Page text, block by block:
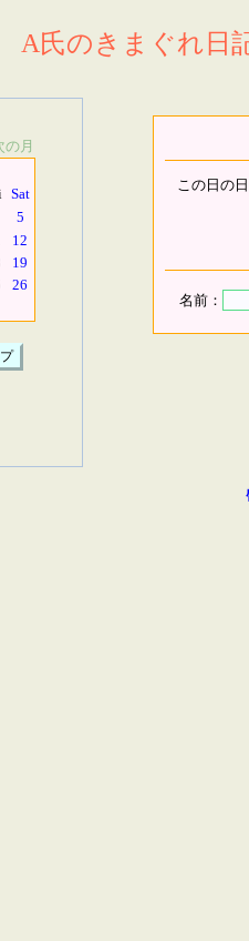
A氏のきまぐれ日
の月
Sat
5
12
19
26
この日の
名前：